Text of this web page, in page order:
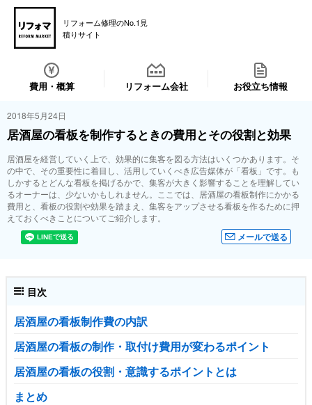
リフォーム修理のNo.1見
積りサイト
費用・概算 リフォーム会社 お役立ち情報
2018年5月24日
居酒屋の看板を制作するときの費用とその役割と効果
居酒屋を経営していく上で、効果的に集客を図る方法はいくつかあります。そ
の中で、その重要性に着目し、活用していくべき広告媒体が「看板」です。も
しかするとどんな看板を掲げるかで、集客が大きく影響することを理解してい
るオーナーは、少ないかもしれません。ここでは、居酒屋の看板制作にかかる
費用と、看板の役割や効果を踏まえ、集客をアップさせる看板を作るために押
えておくべきことについてご紹介します。
メールで送る
目次
居酒屋の看板制作費の内訳
居酒屋の看板の制作・取付け費用が変わるポイント
居酒屋の看板の役割・意識するポイントとは
まとめ